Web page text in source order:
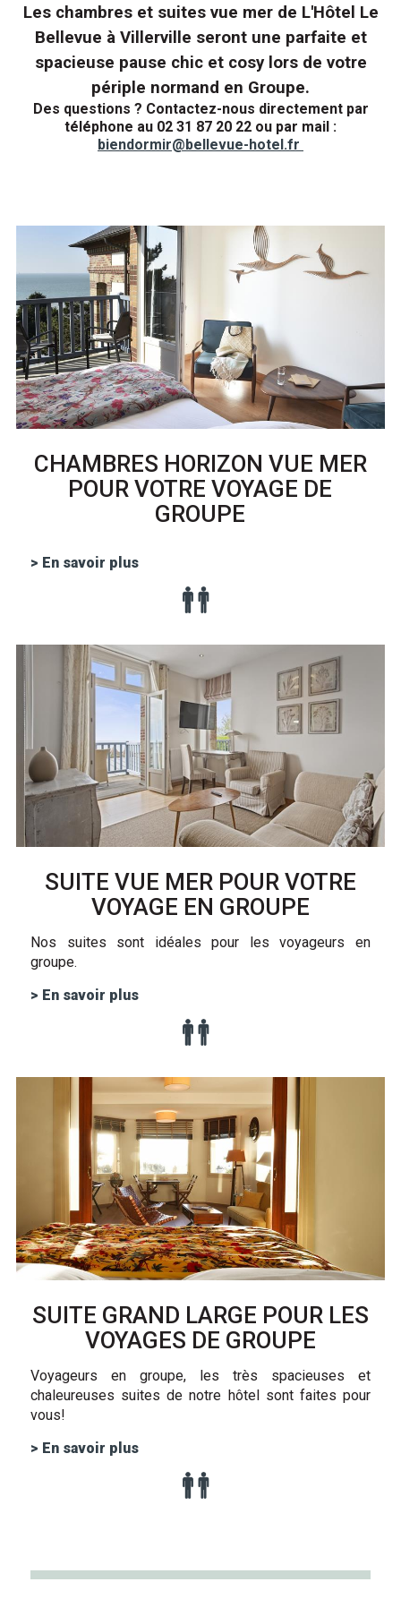
Les chambres et suites vue mer de L'Hôtel Le
Bellevue à Villerville seront une parfaite et
spacieuse pause chic et cosy lors de votre
périple normand en Groupe.
Des questions ? Contactez-nous directement par
téléphone au 02 31 87 20 22 ou par mail :
biendormir@bellevue-hotel.fr
CHAMBRES HORIZON VUE MER
POUR VOTRE VOYAGE DE
GROUPE
> En savoir plus
SUITE VUE MER POUR VOTRE
VOYAGE EN GROUPE
Nos suites sont idéales pour les voyageurs en
groupe.
> En savoir plus
SUITE GRAND LARGE POUR LES
VOYAGES DE GROUPE
Voyageurs en groupe, les très spacieuses et
chaleureuses suites de notre hôtel sont faites pour
vous!
> En savoir plus